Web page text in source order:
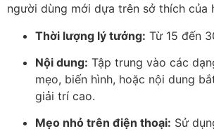
người dùng mới dựa trên sở thích của
Thời lượng lý tưởng: Từ 15 đến
Nội dung: Tập trung vào các
mẹo, biến hình, hoặc nội dung
giải trí cao.
Mẹo nhỏ trên điện thoại: Sử